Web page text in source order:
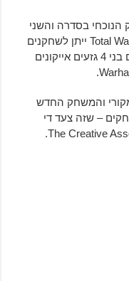
בסדרה והשני
בטרילוגיה המתוכננת. Total War: Warhammer 2 ייתן לשחקנים
לשחק בתור אחד משמונה לורדים אגדיים בני 4 גזעים אייקונים
והמשחק החדש
– שזה צעד די